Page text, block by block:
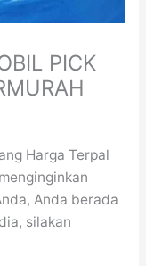
PICK
Harga Terpal
Anda berada
silakan